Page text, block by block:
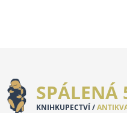
SPÁLENÁ
KNIHKUPECTVÍ /